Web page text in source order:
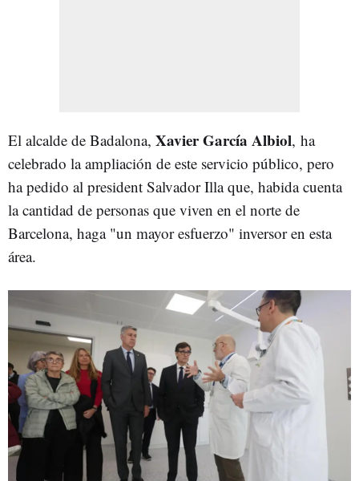
El alcalde de Badalona, Xavier García Albiol, ha
celebrado la ampliación de este servicio público, pero
ha pedido al president Salvador Illa que, habida cuenta
la cantidad de personas que viven en el norte de
Barcelona, haga "un mayor esfuerzo" inversor en esta
área.